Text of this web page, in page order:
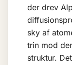
der drev
sky af
trin mod
struktur.